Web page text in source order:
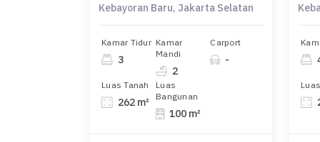
Kebayoran Baru, Jakarta Selatan
Kamar Tidur
3
Kamar
Mandi
2
Carport
-
Luas Tanah
262 m²
Luas
Bangunan
100 m²